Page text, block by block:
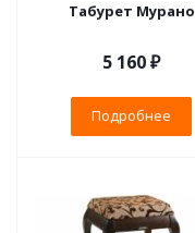
Табурет Мурано
5 160 ₽
Подробнее